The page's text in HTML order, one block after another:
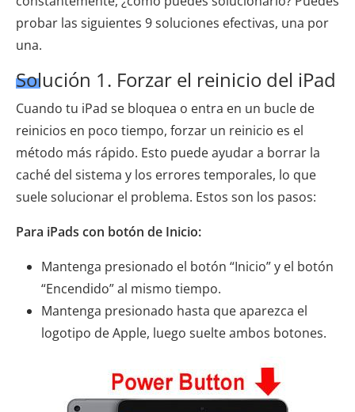
probar las siguientes 9 soluciones efectivas, una por
una.
Solución 1. Forzar el reinicio del iPad
Cuando tu iPad se bloquea o entra en un bucle de
reinicios en poco tiempo, forzar un reinicio es el
método más rápido. Esto puede ayudar a borrar la
caché del sistema y los errores temporales, lo que
suele solucionar el problema. Estos son los pasos:
Para iPads con botón de Inicio:
Mantenga presionado el botón “Inicio” y el botón
“Encendido” al mismo tiempo.
Mantenga presionado hasta que aparezca el
logotipo de Apple, luego suelte ambos botones.